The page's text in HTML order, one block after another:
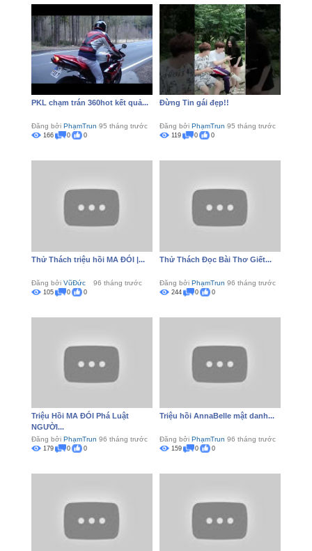
PKL chạm trán 360hot kết quả...
Đăng bởi PhạmTrun 95 tháng trước
166 0 0
Đừng Tin gái đẹp!!
Đăng bởi PhạmTrun 95 tháng trước
119 0 0
Thử Thách triệu hồi MA ĐÓI |...
Đăng bởi VũĐức 96 tháng trước
105 0 0
Thử Thách Đọc Bài Thơ Giết...
Đăng bởi PhạmTrun 96 tháng trước
244 0 0
Triệu Hồi MA ĐÓI Phá Luật
NGƯỜI...
Đăng bởi PhạmTrun 96 tháng trước
179 0 0
Triệu hồi AnnaBelle mật danh...
Đăng bởi PhạmTrun 96 tháng trước
159 0 0